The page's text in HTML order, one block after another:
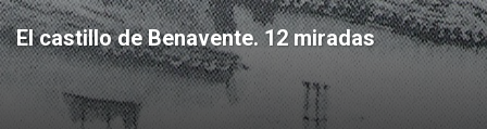
El castillo de Benavente. 12 miradas